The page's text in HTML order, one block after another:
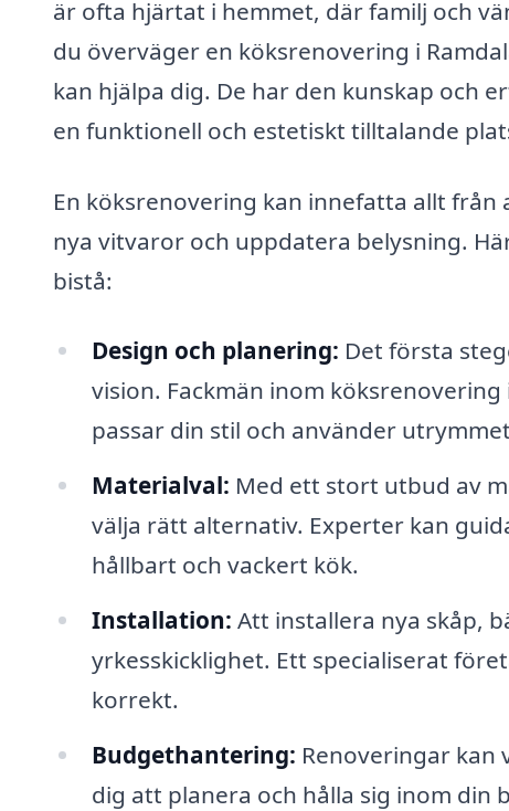
är ofta hjärtat i hemmet, där familj och
du överväger en köksrenovering i
kan hjälpa dig. De har den kunskap och
en funktionell och estetiskt tilltalande
En köksrenovering kan innefatta allt
nya vitvaror och uppdatera belysning.
bistå:
Design och planering: Det första
vision. Fackmän inom
passar din stil och använder
Materialval: Med ett stort utbud av
välja rätt alternativ. Experter kan
hållbart och vackert kök.
Installation: Att installera nya skåp,
yrkesskicklighet. Ett specialiserat
korrekt.
Budgethantering: Renoveringar kan
dig att planera och hålla sig inom din